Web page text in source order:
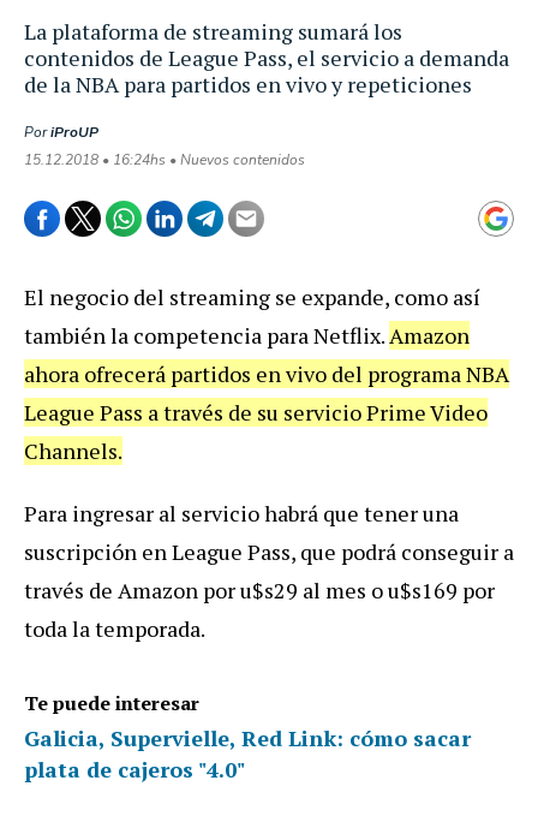
La plataforma de streaming sumará los
contenidos de League Pass, el servicio a demanda
de la NBA para partidos en vivo y repeticiones
PoriProUP
15.12.2018 • 16:24hs • Nuevos contenidos
El negocio del streaming se expande, como así
también la competencia para Netflix.Amazon
ahora ofrecerá partidos en vivo del programa NBA
League Pass a través de su servicio Prime Video
Channels.
Para ingresar al servicio habrá que tener una
suscripción en League Pass, que podrá conseguir a
través de Amazon por u$s29 al mes o u$s169 por
toda la temporada.
Te puede interesar
Galicia, Supervielle, Red Link: cómo sacar
plata de cajeros "4.0"